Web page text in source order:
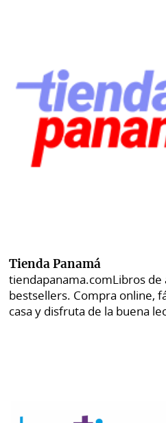
Tienda Panamá
tiendapanama.comLibros
bestsellers. Compra online,
casa y disfruta de la buena